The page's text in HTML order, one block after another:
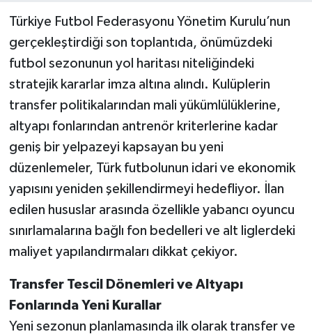
Türkiye Futbol Federasyonu Yönetim Kurulu’nun
gerçekleştirdiği son toplantıda, önümüzdeki
futbol sezonunun yol haritası niteliğindeki
stratejik kararlar imza altına alındı. Kulüplerin
transfer politikalarından mali yükümlülüklerine,
altyapı fonlarından antrenör kriterlerine kadar
geniş bir yelpazeyi kapsayan bu yeni
düzenlemeler, Türk futbolunun idari ve ekonomik
yapısını yeniden şekillendirmeyi hedefliyor. İlan
edilen hususlar arasında özellikle yabancı oyuncu
sınırlamalarına bağlı fon bedelleri ve alt liglerdeki
maliyet yapılandırmaları dikkat çekiyor.
Transfer Tescil Dönemleri ve Altyapı
Fonlarında Yeni Kurallar
Yeni sezonun planlamasında ilk olarak transfer ve